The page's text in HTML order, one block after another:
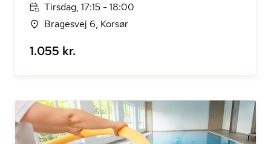
Tirsdag, 17:15 - 18:00
Bragesvej 6, Korsør
1.055 kr.